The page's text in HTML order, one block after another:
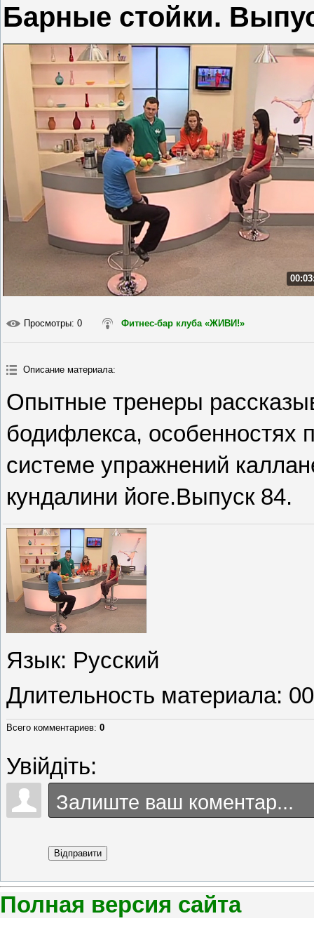
Барные стойки.
Просмотры: 0 Фитнес-бар клуба «ЖИВИ!»
Описание материала:
Опытные тренеры
бодифлекса, особенностях
системе упражнений
кундалини йоге.Выпуск 84.
Язык: Русский
Длительность материала:
Всего комментариев: 0
Увійдіть:
Відправити
Полная версия сайта